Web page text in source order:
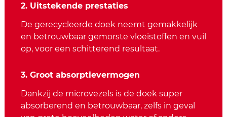
2. Uitstekende prestaties
De gerecycleerde doek neemt gemakkelijk
en betrouwbaar gemorste vloeistoffen en vuil
op, voor een schitterend resultaat.
3. Groot absorptievermogen
Dankzij de microvezels is de doek super
absorberend en betrouwbaar, zelfs in geval